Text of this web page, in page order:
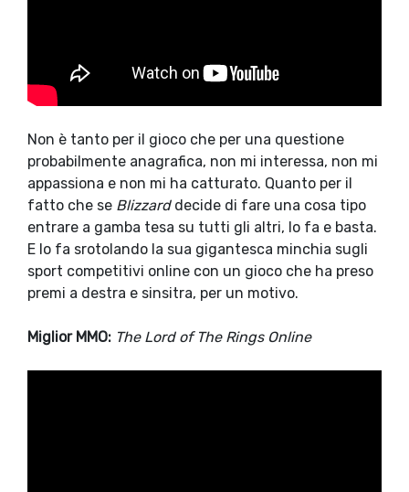
Non è tanto per il gioco che per una questione
probabilmente anagrafica, non mi interessa, non mi
appassiona e non mi ha catturato. Quanto per il
fatto che se Blizzarddecide di fare una cosa tipo
entrare a gamba tesa su tutti gli altri, lo fa e basta.
E lo fa srotolando la sua gigantesca minchia sugli
sport competitivi online con un gioco che ha preso
premi a destra e sinsitra, per un motivo.
Miglior MMO: The Lord of The Rings Online